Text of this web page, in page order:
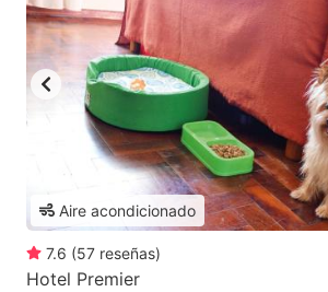
Aire acondicionado
7.6 (57 reseñas)
Hotel Premier